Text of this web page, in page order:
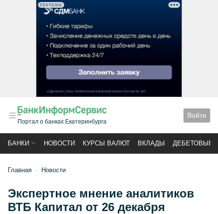
РЕКЛАМА
Портал о банках Екатеринбурга
Войти
БАНКИ НОВОСТИ КУРСЫ ВАЛЮТ ВКЛАДЫ ДЕБЕТОВЫЕ
Главная Новости
Экспертное мнение аналитиков
ВТБ Капитал от 26 декабря